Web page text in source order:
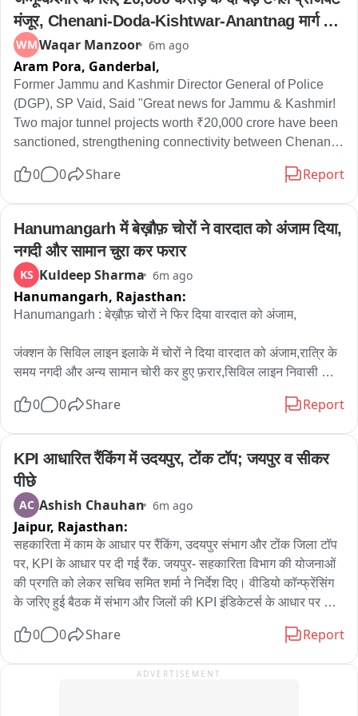
मंजूर, Chenani-Doda-Kishtwar-Anantnag मार्ग
मजबूत
WMWaqar Manzoor 6m ago
Aram Pora, Ganderbal,
Former Jammu and Kashmir Director General of Police
(DGP), SP Vaid, Said "Great news for Jammu & Kashmir!
Two major tunnel projects worth ₹20,000 crore have been
sanctioned, strengthening connectivity between Chenani,
0 0 Share Report
Hanumangarh में बेख़ौफ़ चोरों ने वारदात को अंजाम दिया,
नगदी और सामान चुरा कर फरार
KS Kuldeep Sharma 6m ago
Hanumangarh, Rajasthan:
Hanumangarh : बेख़ौफ़ चोरों ने फिर दिया वारदात को अंजाम,
जंक्शन के सिविल लाइन इलाके में चोरों ने दिया वारदात को अंजाम,रात्रि के
समय नगदी और अन्य सामान चोरी कर हुए फ़रार,सिविल लाइन निवासी
प्रमुख से लेकर कई अधिकारियों के निवास है सिविल लाइन में,जंक्शन सिटी
मामले की जांच
0 0 Share Report
KPI आधारित रैंकिंग में उदयपुर, टोंक टॉप; जयपुर व सीकर
पीछे
AC Ashish Chauhan 6m ago
Jaipur, Rajasthan:
सहकारिता में काम के आधार पर रैंकिंग, उदयपुर संभाग और टोंक जिला टॉप
पर, KPI के आधार पर दी गई रैंक. जयपुर- सहकारिता विभाग की योजनाओं
की प्रगति को लेकर सचिव समित शर्मा ने निर्देश दिए। वीडियो कॉन्फ्रेंसिंग
के जरिए हुई बैठक में संभाग और जिलों की KPI इंडिकेटर्स के आधार पर
के समयबद्ध निस्तारण पर विशेष जोर दिया जा रहा। ब्यो: सहकारिता में काम
रैंकिंग में उदयपुर संभाग पहले और जयपुर संभाग दूसरे स्थान पर रहा। वहीं
0 0 Share Report
ADVERTISEMENT